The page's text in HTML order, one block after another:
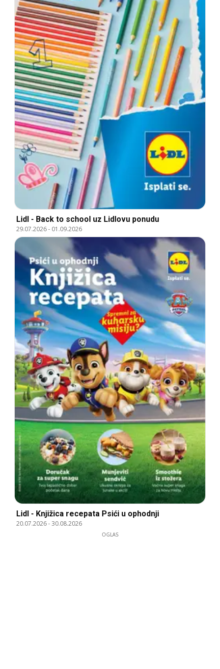
Lidl - Back to school uz Lidlovu ponudu
29.07.2026- 01.09.2026
Lidl - Knjižica recepata Psići u ophodnji
20.07.2026-30.08.2026
OGLAS